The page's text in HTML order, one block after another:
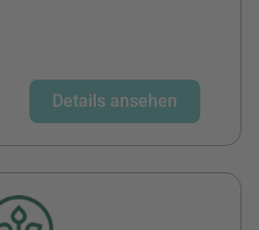
Details ansehen